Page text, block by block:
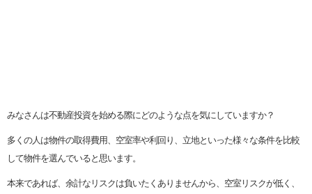
みなさんは不動産投資を始める際にどのような点を気にしていますか？
多くの人は物件の取得費用、空室率や利回り、立地といった様々な条件を比較
して物件を選んでいると思います。
本来であれば、余計なリスクは負いたくありませんから、空室リスクが低く、